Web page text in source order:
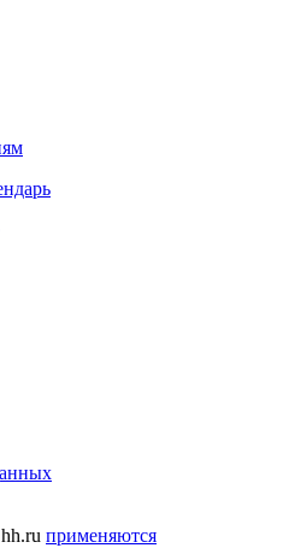
применяются